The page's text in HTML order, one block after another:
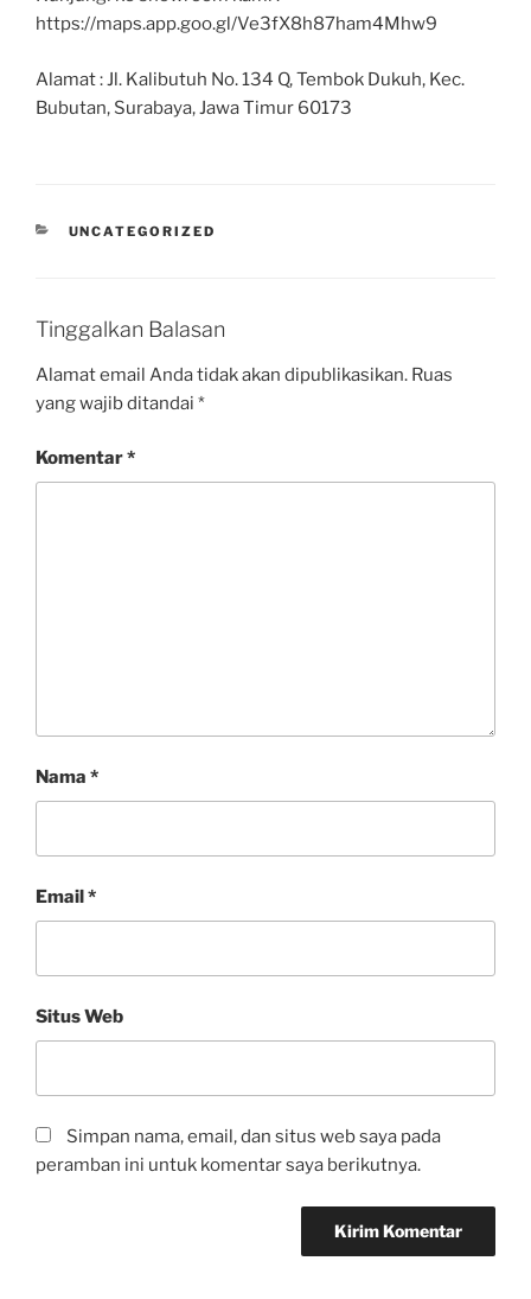
https://maps.app.goo.gl/Ve3fX8h87ham4Mhw9
Alamat : Jl. Kalibutuh No. 134 Q, Tembok Dukuh, Kec.
Bubutan, Surabaya, Jawa Timur 60173
UNCATEGORIZED
Tinggalkan Balasan
Alamat email Anda tidak akan dipublikasikan. Ruas
yang wajib ditandai *
Komentar*
Nama *
Email*
Situs Web
Simpan nama, email, dan situs web saya pada
peramban ini untuk komentar saya berikutnya.